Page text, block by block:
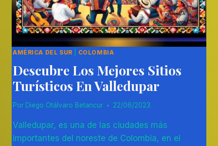
AMÉRICA DEL SUR COLOMBIA
Descubre Los Mejores Sitios
Turísticos En Valledupar
Por Diego Otálvaro Betancur 22/06/2023
Valledupar, es una de las ciudades más
importantes del noreste de Colombia, en el